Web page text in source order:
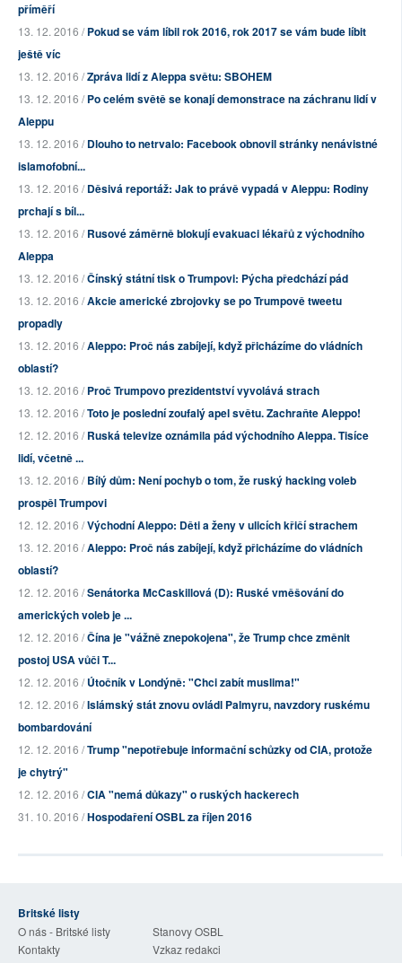
příměří
13. 12. 2016 /Pokud se vám líbil rok 2016, rok 2017 se vám bude líbit
ještě víc
13. 12. 2016 /Zpráva lidí z Aleppa světu: SBOHEM
13. 12. 2016 /Po celém světě se konají demonstrace na záchranu lidí v
Aleppu
13. 12. 2016 /Dlouho to netrvalo: Facebook obnovil stránky nenávistné
islamofobní...
13. 12. 2016 /Děsivá reportáž: Jak to právě vypadá v Aleppu: Rodiny
prchají s bíl...
13. 12. 2016 /Rusové záměrně blokují evakuaci lékařů z východního
Aleppa
13. 12. 2016 /Čínský státní tisk o Trumpovi: Pýcha předchází pád
13. 12. 2016 /Akcie americké zbrojovky se po Trumpově tweetu
propadly
13. 12. 2016 /Aleppo: Proč nás zabíjejí, když přicházíme do vládních
oblastí?
13. 12. 2016 /Proč Trumpovo prezidentství vyvolává strach
13. 12. 2016 /Toto je poslední zoufalý apel světu. Zachraňte Aleppo!
12. 12. 2016 /Ruská televize oznámila pád východního Aleppa. Tisíce
lidí, včetně ...
13. 12. 2016 /Bílý dům: Není pochyb o tom, že ruský hacking voleb
prospěl Trumpovi
12. 12. 2016 /Východní Aleppo: Děti a ženy v ulicích křičí strachem
13. 12. 2016 /Aleppo: Proč nás zabíjejí, když přicházíme do vládních
oblastí?
12. 12. 2016 /Senátorka McCaskillová (D): Ruské vměšování do
amerických voleb je ...
12. 12. 2016 /Čína je "vážně znepokojena", že Trump chce změnit
postoj USA vůči T...
12. 12. 2016 /Útočník v Londýně: "Chci zabít muslima!"
12. 12. 2016 /Islámský stát znovu ovládl Palmyru, navzdory ruskému
bombardování
12. 12. 2016 /Trump "nepotřebuje informační schůzky od CIA, protože
je chytrý"
12. 12. 2016 /CIA "nemá důkazy" o ruských hackerech
31. 10. 2016 /Hospodaření OSBL za říjen 2016
Britské listy
O nás - Britské listy
Stanovy OSBL
Kontakty
Vzkaz redakci